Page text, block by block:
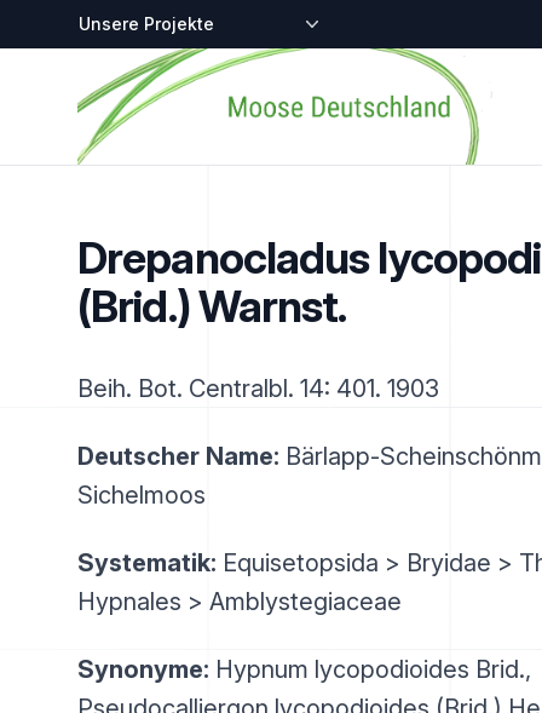
Zentralstellen-Projekte
Startseite
Drepanocladus
(Brid.) Warnst.
Beih. Bot. Centralbl. 14: 401. 1903
Deutscher Name: Bärlapp-
Sichelmoos
Systematik: Equisetopsida > Bryidae >
Hypnales > Amblystegiaceae
Synonyme: Hypnum lycopodioides Brid.,